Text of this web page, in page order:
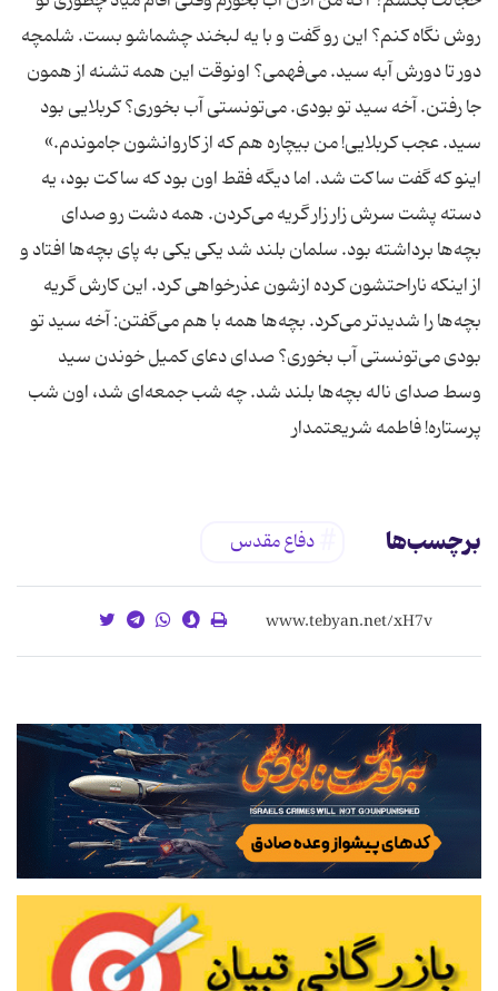
روش نگاه کنم؟ این رو گفت و با یه لبخند چشماشو بست. شلمچه
دور تا دورش آبه سید. می‌فهمی؟ اونوقت این همه تشنه از همون
جا رفتن. آخه سید تو بودی. می‌تونستی آب بخوری؟ کربلایی بود
سید. عجب کربلایی! من بیچاره هم که از کاروانشون جاموندم.»
اینو که گفت ساکت شد. اما دیگه فقط اون بود که ساکت بود، یه
دسته پشت سرش‌ زار زار گریه می‌کردن. همه دشت رو صدای
بچه‌ها برداشته بود. سلمان بلند شد یکی یکی به پای بچه‌ها افتاد و
از اینکه ناراحتشون کرده ازشون عذرخواهی کرد. این کارش گریه
بچه‌ها را شدیدتر می‌کرد. بچه‌ها همه با هم می‌گفتن: آخه سید تو
بودی می‌تونستی آب بخوری؟ صدای دعای کمیل خوندن سید
وسط صدای ناله بچه‌ها بلند شد. چه شب جمعه‌ای شد، اون شب
پرستاره! فاطمه شریعتمدار
برچسب‌ها دفاع مقدس